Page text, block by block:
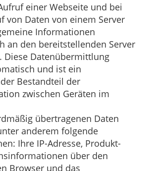
einer Webseite und bei
von Daten von einem Server
Informationen
an den bereitstellenden Server
Diese Datenübermittlung
und ist ein
Bestandteil der
zwischen Geräten im
übertragenen Daten
anderem folgende
Ihre IP-Adresse, Produkt-
über den
Browser und das